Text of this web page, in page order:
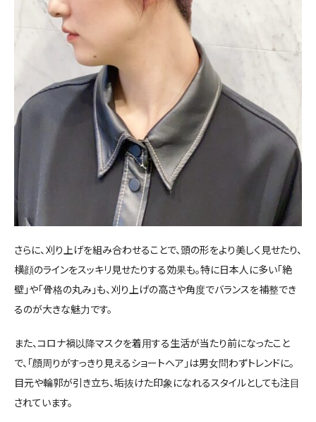
さらに、刈り上げを組み合わせることで、頭の形をより美しく見せたり、
横顔のラインをスッキリ見せたりする効果も。特に日本人に多い「絶
壁」や「骨格の丸み」も、刈り上げの高さや角度でバランスを補整でき
るのが大きな魅力です。
また、コロナ禍以降マスクを着用する生活が当たり前になったこと
で、「顔周りがすっきり見えるショートヘア」は男女問わずトレンドに。
目元や輪郭が引き立ち、垢抜けた印象になれるスタイルとしても注目
されています。